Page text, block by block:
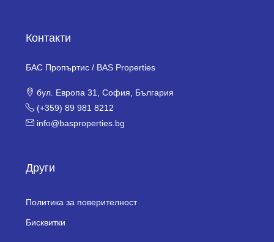
Контакти
БАС Пропъртис / BAS Properties
бул. Европа 31, София, България
(+359) 89 981 8212
info@basproperties.bg
Други
Политика за поверителност
Бисквитки